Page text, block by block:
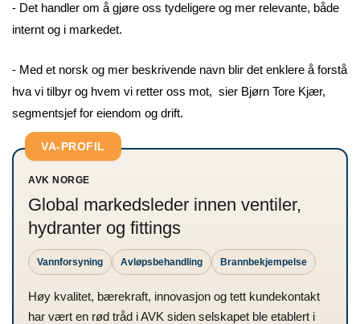
- Det handler om å gjøre oss tydeligere og mer relevante, både
internt og i markedet.
- Med et norsk og mer beskrivende navn blir det enklere å forstå
hva vi tilbyr og hvem vi retter oss mot, sier Bjørn Tore Kjær,
segmentsjef for eiendom og drift.
VA-PROFIL
AVK NORGE
Global markedsleder innen ventiler,
hydranter og fittings
Vannforsyning Avløpsbehandling Brannbekjempelse
Høy kvalitet, bærekraft, innovasjon og tett kundekontakt
har vært en rød tråd i AVK siden selskapet ble etablert i